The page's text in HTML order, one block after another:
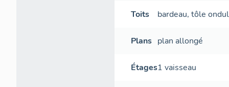
- Façade
modernes
Toits bardeau, tôle
Plans plan allongé
Étages1 vaisseau